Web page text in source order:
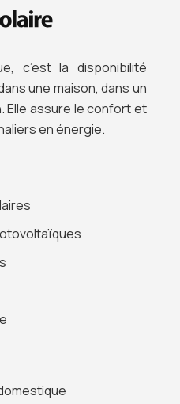
c’est la disponibilité
une maison, dans un
Elle assure le confort et
en énergie.